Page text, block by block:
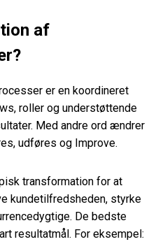
af
er en koordineret
roller og understøttende
Med andre ord ændrer
udføres og Improve.
transformation for at
kundetilfredsheden, styrke
De bedste
resultatmål. For eksempel: